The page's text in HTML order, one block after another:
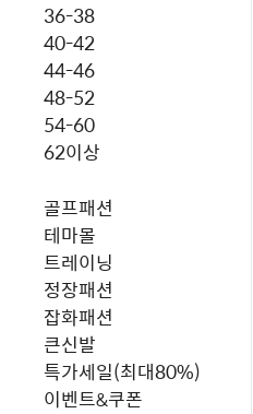
36-38
40-42
44-46
48-52
54-60
62이상
골프패션
테마몰
트레이닝
정장패션
잡화패션
큰신발
특가세일(최대80%)
이벤트&쿠폰